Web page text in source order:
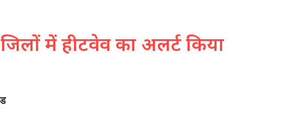
में हीटवेव का अलर्ट किया